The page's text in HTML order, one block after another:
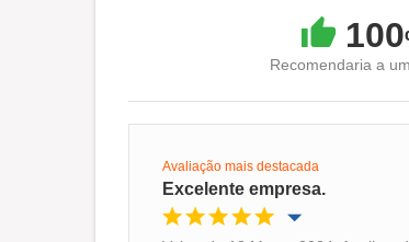
100
Recomendaria a
Avaliação mais destacada
Excelente empresa.